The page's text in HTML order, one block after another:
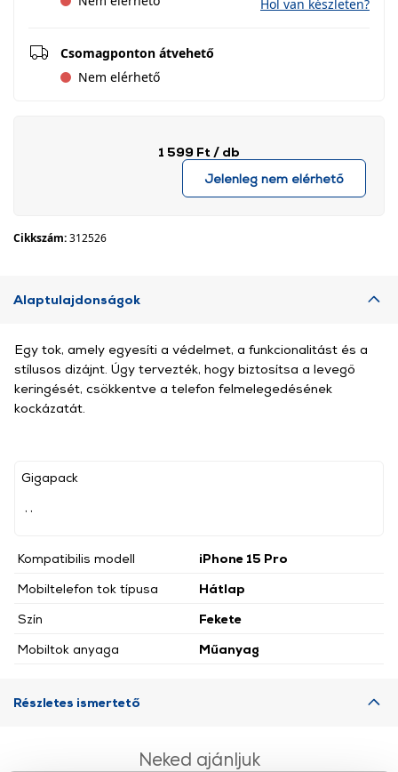
Hol van készleten?
Csomagponton átvehető
Nem elérhető
1 599 Ft / db
Jelenleg nem elérhető
Cikkszám:312526
Alaptulajdonságok
Gigapack
Kompatibilis modell
iPhone 15 Pro
Mobiltelefon tok típusa
Hátlap
Szín
Fekete
Mobiltok anyaga
Műanyag
Egy tok, amely egyesíti a védelmet, a funkcionalitást és a
stílusos dizájnt. Úgy tervezték, hogy biztosítsa a levegő
keringését, csökkentve a telefon felmelegedésének
kockázatát.
Részletes ismertető
Neked ajánljuk